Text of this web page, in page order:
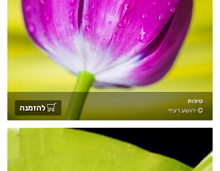
טיפות
יהושע רעיף
להזמנה